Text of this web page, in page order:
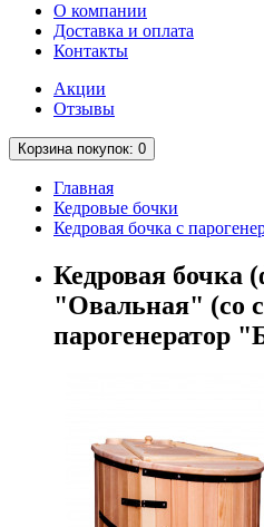
О компании
Доставка и оплата
Контакты
Акции
Отзывы
Корзинапокупок: 0
Главная
Кедровые бочки
Кедровая бочка с
Кедровая бочка
"Овальная" (со
парогенератор